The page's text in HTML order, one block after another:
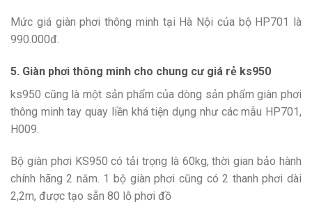
Mức giá giàn phơi thông minh tại Hà Nội của bộ HP701 là
990.000đ.
5. Giàn phơi thông minh cho chung cư giá rẻ ks950
ks950 cũng là một sản phẩm của dòng sản phẩm giàn phơi
thông minh tay quay liền khá tiện dụng như các mẫu HP701,
H009.
Bộ giàn phơi KS950 có tải trọng là 60kg, thời gian bảo hành
chính hãng 2 năm. 1 bộ giàn phơi cũng có 2 thanh phơi dài
2,2m, được tạo sẵn 80 lỗ phơi đồ